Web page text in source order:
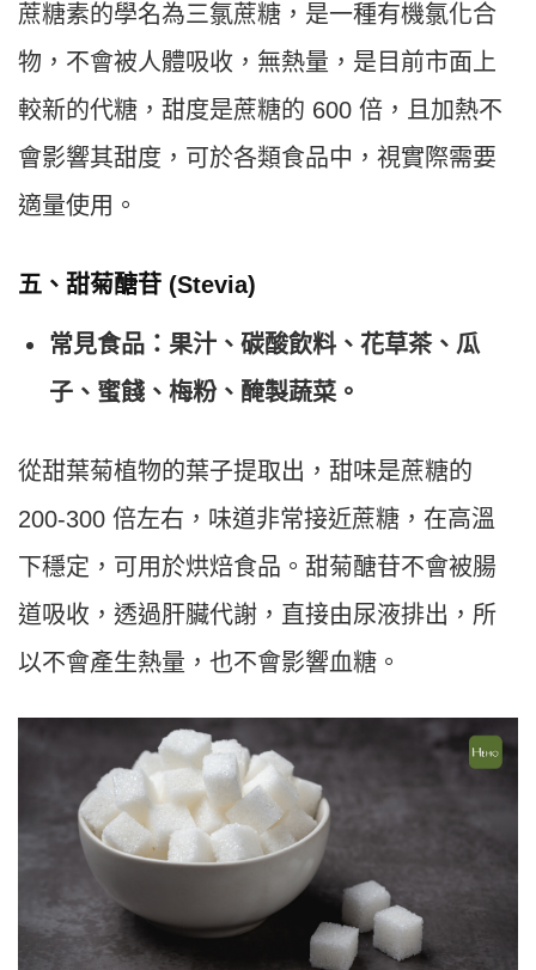
蔗糖素的學名為三氯蔗糖，是一種有機氯化合
物，不會被人體吸收，無熱量，是目前市面上
較新的代糖，甜度是蔗糖的 600 倍，且加熱不
會影響其甜度，可於各類食品中，視實際需要
適量使用。
五、甜菊醣苷 (Stevia)
常見食品：果汁、碳酸飲料、花草茶、瓜
子、蜜餞、梅粉、醃製蔬菜。
從甜葉菊植物的葉子提取出，甜味是蔗糖的
200-300 倍左右，味道非常接近蔗糖，在高溫
下穩定，可用於烘焙食品。甜菊醣苷不會被腸
道吸收，透過肝臟代謝，直接由尿液排出，所
以不會產生熱量，也不會影響血糖。